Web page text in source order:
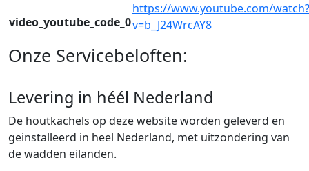
video_youtube_code_0
https://www.youtube.com/watch?
v=b_J24WrcAY8
Onze Servicebeloften:
Levering in héél Nederland
De houtkachels op deze website worden geleverd en
geinstalleerd in heel Nederland, met uitzondering van
de wadden eilanden.